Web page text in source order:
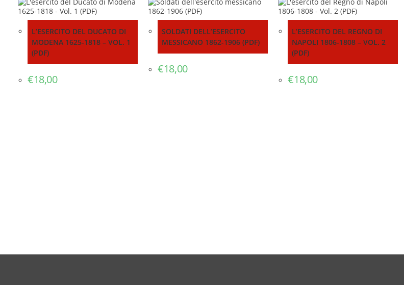
L’ESERCITO DEL DUCATO DI
MODENA 1625-1818 – VOL. 1
(PDF)
€18,00
SOLDATI DELL’ESERCITO
MESSICANO 1862-1906 (PDF)
€18,00
L’ESERCITO DEL REGNO DI
NAPOLI 1806-1808 – VOL. 2
(PDF)
€18,00